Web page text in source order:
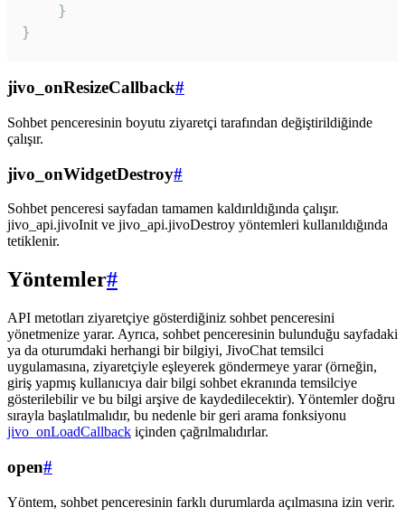
    }
}
jivo_onResizeCallback#
Sohbet penceresinin boyutu ziyaretçi tarafından değiştirildiğinde
çalışır.
jivo_onWidgetDestroy#
Sohbet penceresi sayfadan tamamen kaldırıldığında çalışır.
jivo_api.jivoInit ve jivo_api.jivoDestroy yöntemleri kullanıldığında
tetiklenir.
Yöntemler#
API metotları ziyaretçiye gösterdiğiniz sohbet penceresini
yönetmenize yarar. Ayrıca, sohbet penceresinin bulunduğu sayfadaki
ya da oturumdaki herhangi bir bilgiyi, JivoChat temsilci
uygulamasına, ziyaretçiyle eşleyerek göndermeye yarar (örneğin,
giriş yapmış kullanıcıya dair bilgi sohbet ekranında temsilciye
gösterilebilir ve bu bilgi arşive de kaydedilecektir). Yöntemler doğru
sırayla başlatılmalıdır, bu nedenle bir geri arama fonksiyonu
jivo_onLoadCallback içinden çağrılmalıdırlar.
open#
Yöntem, sohbet penceresinin farklı durumlarda açılmasına izin verir.